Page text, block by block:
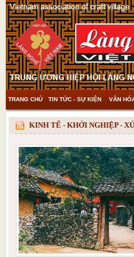
TRANG CHỦ TIN TỨC - SỰ KIỆN VĂN
THAM KHẢO & KHÁM PHÁ VIDEO
KINH TẾ - KHỞI NGHIỆP -